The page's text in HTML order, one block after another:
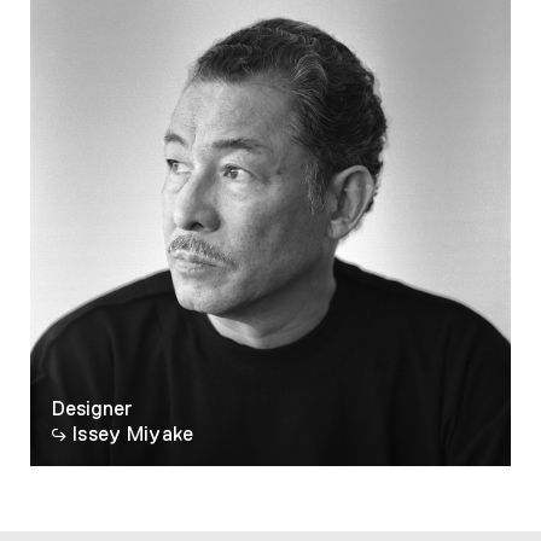
luminaires de conserver parfaitement leur
forme sans la nécessité d'armature interne,
comme d’être à nouveau ranger à plat le cas
échéant. Ces lampes peuvent donc être
facilement stockées lorsqu'elles ne sont pas
Designer
Issey Miyake